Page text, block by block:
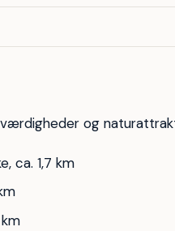
og
ca. 1,7 km